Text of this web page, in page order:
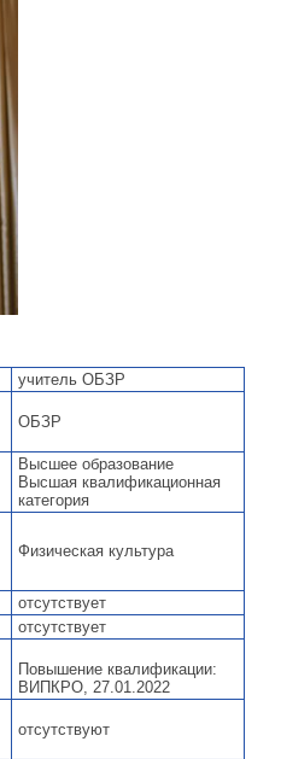
учитель ОБЗР
ОБЗР
Высшее образование
Высшая квалификационная
категория
Физическая культура
отсутствует
отсутствует
Повышение квалификации:
ВИПКРО, 27.01.2022
отсутствуют